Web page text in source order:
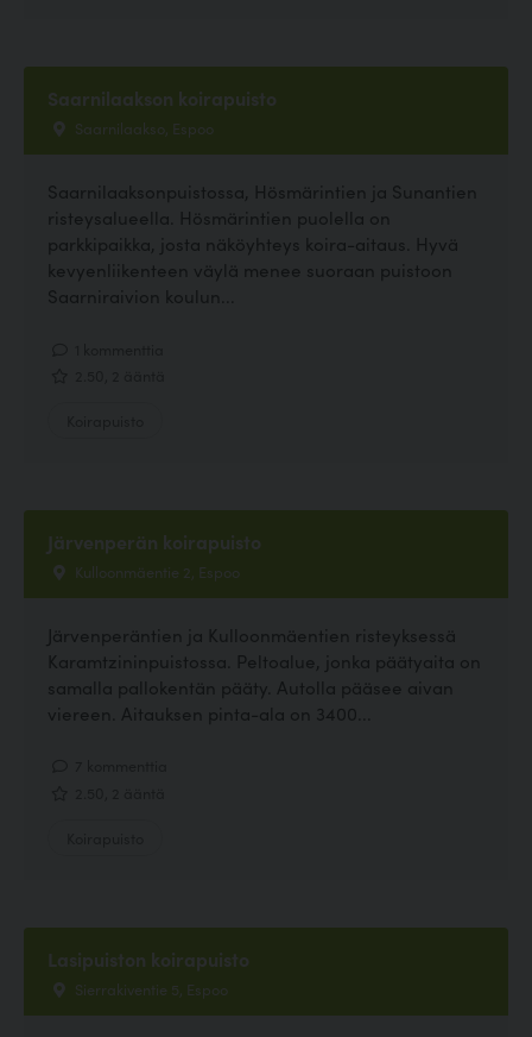
Saarnilaakson koirapuisto
Saarnilaakso, Espoo
Saarnilaaksonpuistossa, Hösmärintien ja Sunantien
risteysalueella. Hösmärintien puolella on
parkkipaikka, josta näköyhteys koira-aitaus. Hyvä
kevyenliikenteen väylä menee suoraan puistoon
Saarniraivion koulun...
Järvenperän koirapuisto
Kulloonmäentie 2, Espoo
Järvenperäntien ja Kulloonmäentien risteyksessä
Karamtzininpuistossa. Peltoalue, jonka päätyaita on
samalla pallokentän pääty. Autolla pääsee aivan
viereen. Aitauksen pinta-ala on 3400...
Lasipuiston koirapuisto
Sierrakiventie 5, Espoo